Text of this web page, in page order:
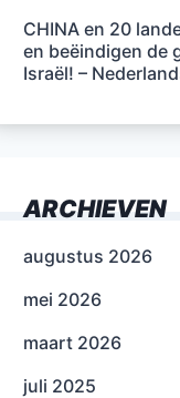
CHINA en 20
en beëindigen de
Israël! –
ARCHIEVEN
augustus 2026
mei 2026
maart 2026
juli 2025